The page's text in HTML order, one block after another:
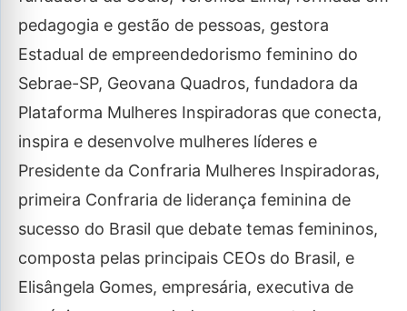
pedagogia e gestão de pessoas, gestora
Estadual de empreendedorismo feminino do
Sebrae-SP, Geovana Quadros, fundadora da
Plataforma Mulheres Inspiradoras que conecta,
inspira e desenvolve mulheres líderes e
Presidente da Confraria Mulheres Inspiradoras,
primeira Confraria de liderança feminina de
sucesso do Brasil que debate temas femininos,
composta pelas principais CEOs do Brasil, e
Elisângela Gomes, empresária, executiva de